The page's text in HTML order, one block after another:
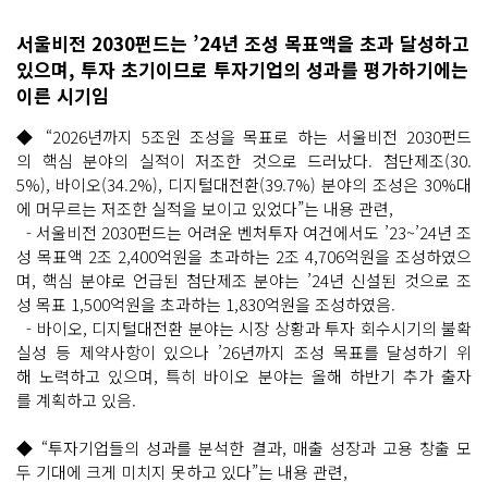
서울비전 2030펀드는 ’24년 조성 목표액을 초과 달성하고
있으며, 투자 초기이므로 투자기업의 성과를 평가하기에는
이른 시기임
◆ “2026년까지 5조원 조성을 목표로 하는 서울비전 2030펀드
의 핵심 분야의 실적이 저조한 것으로 드러났다. 첨단제조(30.
5%), 바이오(34.2%), 디지털대전환(39.7%) 분야의 조성은 30%대
에 머무르는 저조한 실적을 보이고 있었다”는 내용 관련,
- 서울비전 2030펀드는 어려운 벤처투자 여건에서도 ’23~’24년 조
성 목표액 2조 2,400억원을 초과하는 2조 4,706억원을 조성하였으
며, 핵심 분야로 언급된 첨단제조 분야는 ’24년 신설된 것으로 조
성 목표 1,500억원을 초과하는 1,830억원을 조성하였음.
- 바이오, 디지털대전환 분야는 시장 상황과 투자 회수시기의 불확
실성 등 제약사항이 있으나 ’26년까지 조성 목표를 달성하기 위
해 노력하고 있으며, 특히 바이오 분야는 올해 하반기 추가 출자
를 계획하고 있음.
◆ “투자기업들의 성과를 분석한 결과, 매출 성장과 고용 창출 모
두 기대에 크게 미치지 못하고 있다”는 내용 관련,